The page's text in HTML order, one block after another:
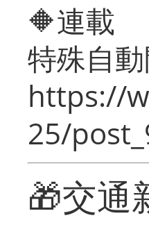
🔶連載
特殊自
https://
25/
🎁交